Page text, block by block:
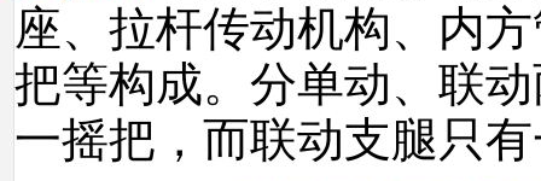
座、拉杆传动机构、内
把等构成。分单动、联
一摇把，而联动支腿只